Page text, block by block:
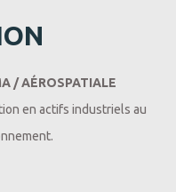
/ AÉROSPATIALE
en actifs industriels au